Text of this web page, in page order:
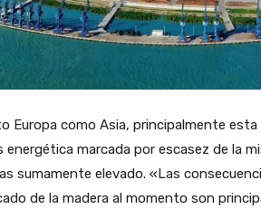
Europa como Asia, principalmente
energética marcada por escasez de la
sumamente elevado. «Las
de la madera al momento son